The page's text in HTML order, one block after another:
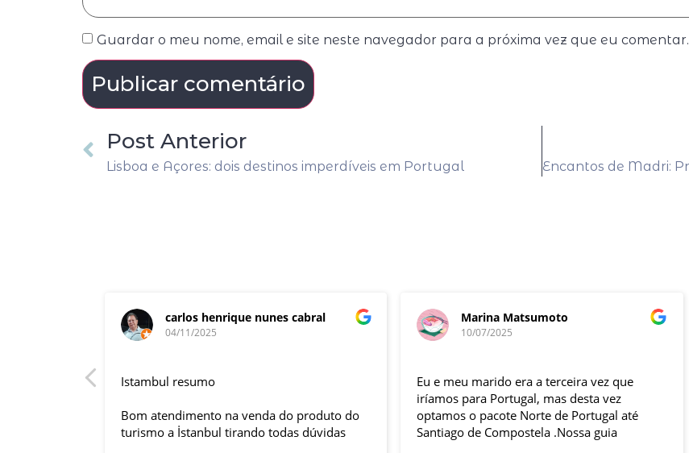
Guardar o meu nome, email e site neste navegador para a próxima vez que eu comentar.
Post Anterior
Lisboa e Açores: dois destinos imperdíveis em Portugal
carlos henrique nunes cabral
04/11/2025
Istambul resumo
Bom atendimento na venda do produto do
turismo a İstanbul tirando todas dúvidas
Marina Matsumoto
10/07/2025
Eu e meu marido era a terceira vez que
iríamos para Portugal, mas desta vez
optamos o pacote Norte de Portugal até
Santiago de Compostela .Nossa guia